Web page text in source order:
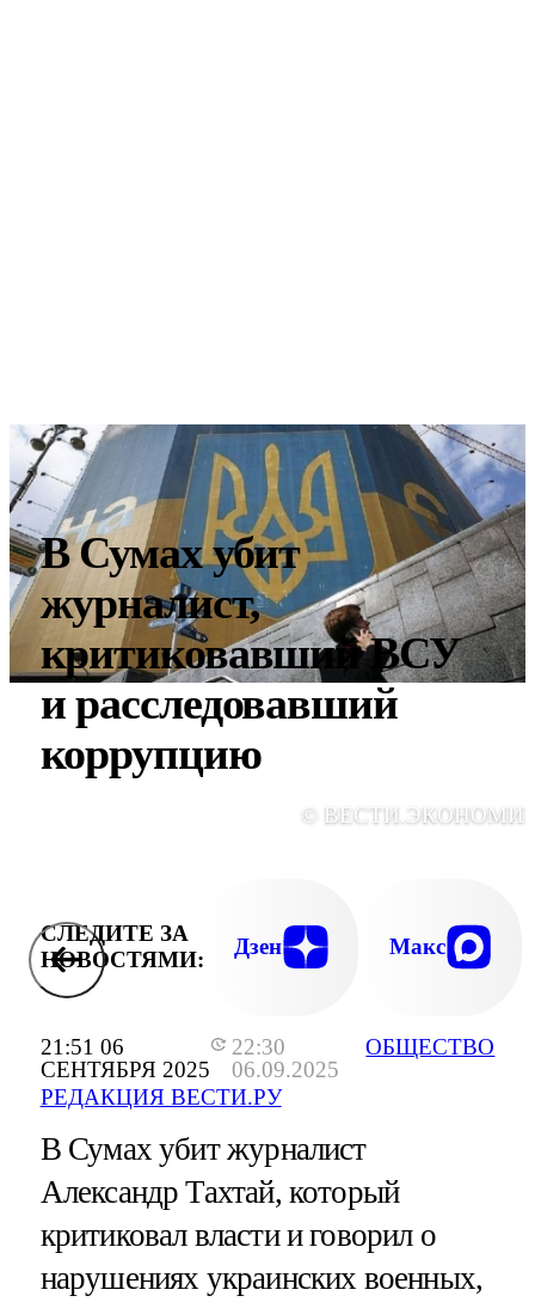
21:51 06
СЕНТЯБРЯ 2025
22:30
06.09.2025
РЕДАКЦИЯ ВЕСТИ.РУ
ОБЩЕСТВО
В Сумах убит
журналист,
критиковавший ВСУ
и расследовавший
коррупцию
©
СЛЕДИТЕ ЗА
НОВОСТЯМИ:
Дзен Макс
В Сумах убит журналист
Александр Тахтай, который
критиковал власти и говорил о
нарушениях украинских военных,